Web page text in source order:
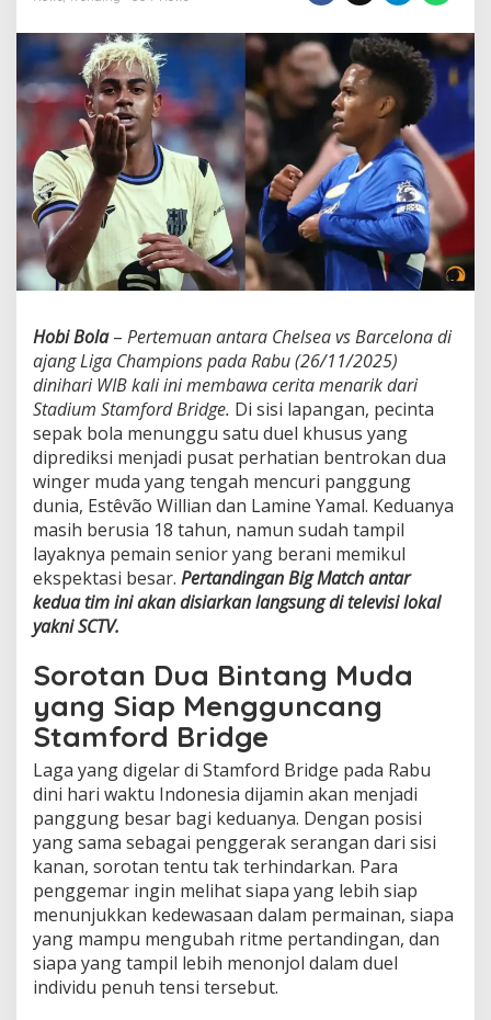
Chelsea
Barcelona
Hobi Bola– Pertemuan antara Chelsea vs Barcelona di
ajang Liga Champions pada Rabu (26/11/2025)
dinihari WIB kali ini membawa cerita menarik dari
Stadium Stamford Bridge. Di sisi lapangan, pecinta
sepak bola menunggu satu duel khusus yang
diprediksi menjadi pusat perhatian bentrokan dua
winger muda yang tengah mencuri panggung
dunia, Estêvão Willian dan Lamine Yamal. Keduanya
masih berusia 18 tahun, namun sudah tampil
layaknya pemain senior yang berani memikul
ekspektasi besar. Pertandingan Big Match antar
kedua tim ini akan disiarkan langsung di televisi lokal
yakni SCTV.
Sorotan Dua Bintang Muda
yang Siap Mengguncang
Stamford Bridge
Laga yang digelar di Stamford Bridge pada Rabu
dini hari waktu Indonesia dijamin akan menjadi
panggung besar bagi keduanya. Dengan posisi
yang sama sebagai penggerak serangan dari sisi
kanan, sorotan tentu tak terhindarkan. Para
penggemar ingin melihat siapa yang lebih siap
menunjukkan kedewasaan dalam permainan, siapa
yang mampu mengubah ritme pertandingan, dan
siapa yang tampil lebih menonjol dalam duel
individu penuh tensi tersebut.